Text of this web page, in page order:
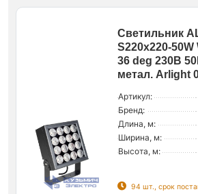
Светильник
S220x220-50W
36 deg 230В
метал. Arlight
Артикул:
Бренд:
Длина, м:
Ширина, м:
Высота, м:
94 шт., срок